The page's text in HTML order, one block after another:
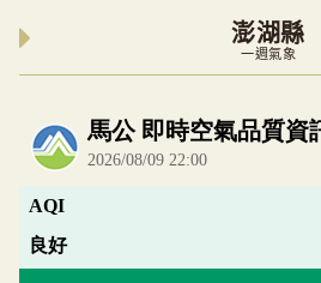
澎湖縣
一週氣象
內嵌空氣品質小工具為視